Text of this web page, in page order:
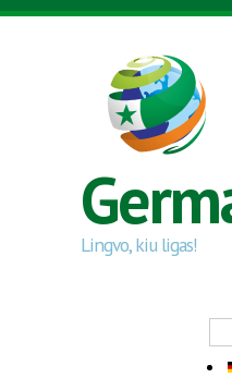
Skip to main content
Lingvo, kiu ligas!